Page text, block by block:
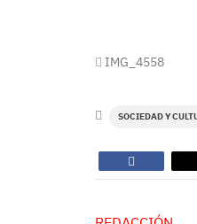
IMG_4558
SOCIEDAD Y